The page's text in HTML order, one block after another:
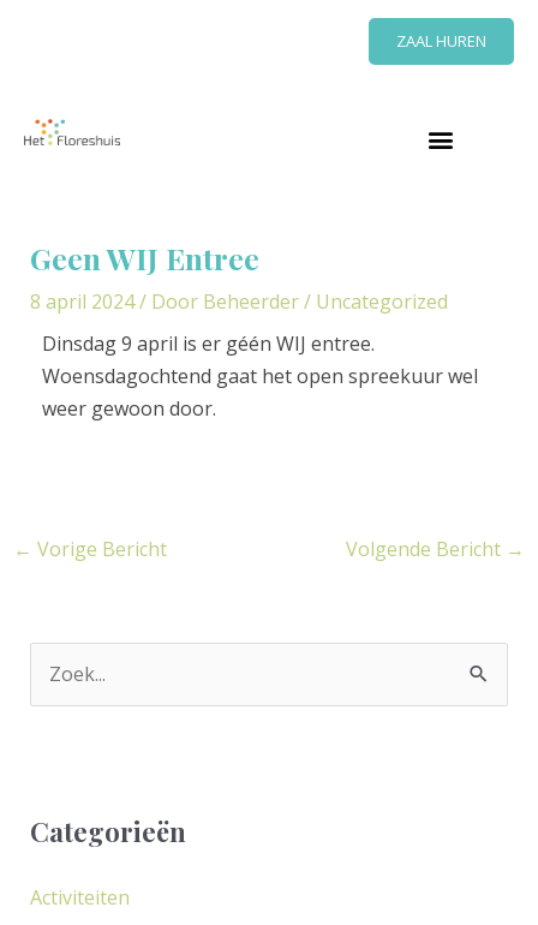
ZAAL HUREN
Geen WIJ Entree
8 april 2024/ Door Beheerder/ Uncategorized
Dinsdag 9 april is er géén WIJ entree.
Woensdagochtend gaat het open spreekuur wel
weer gewoon door.
← Vorige Bericht Volgende Bericht →
n
a
Categorieën
Activiteiten